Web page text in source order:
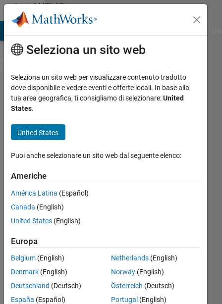
Vai al contenutoMATLAB
Answers
アレ
ック
ット
クに
つい
て
創 尾
8 Feb
2022
0
Risposte
Aggiornato
Seleziona un sito web
Seleziona un sito web per visualizzare contenuto tradotto
dove disponibile e vedere eventi e offerte locali. In base alla
tua area geografica, ti consigliamo di selezionare:United
States.
United States
Puoi anche selezionare un sito web dal seguente elenco:
Americhe
América Latina (Español)
Canada (English)
United States (English)
Europa
Belgium (English)
Denmark (English)
Deutschland (Deutsch)
España (Español)
Netherlands(English)
Norway(English)
Österreich (Deutsch)
Portugal (English)